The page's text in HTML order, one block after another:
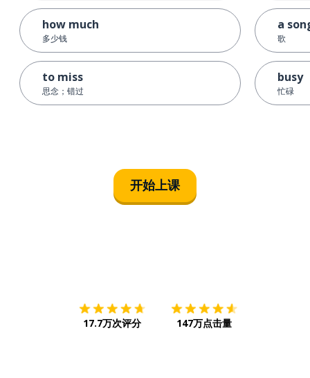
how much
多少钱
to miss
思念；错过
a
歌
busy
忙碌
开始上课
17.7万次评分 147万点击量